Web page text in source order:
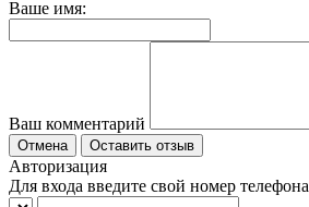
Ваше имя:
Ваш комментарий
Отмена Оставить отзыв
Авторизация
Для входа введите свой номер телефона